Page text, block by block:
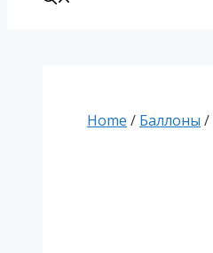
Home / Баллоны /